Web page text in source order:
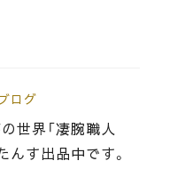
ログ
世界「凄腕職人
んす出品中です。